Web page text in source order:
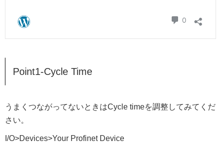
Point1-Cycle Time
うまくつながってないときはCycle timeを調整してみてくだ
さい。
I/O>Devices>Your Profinet Device